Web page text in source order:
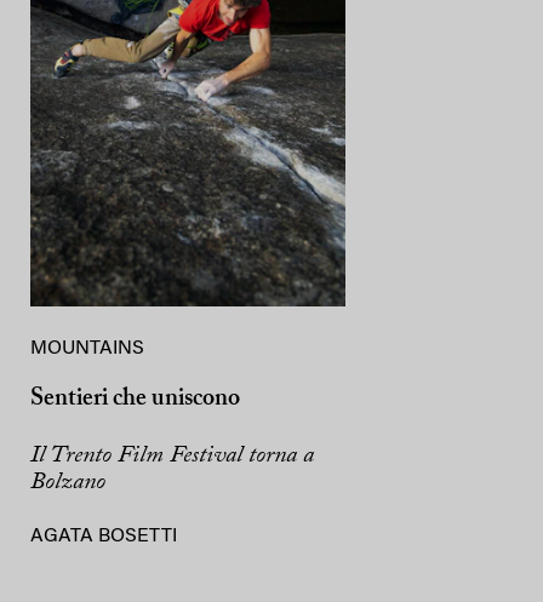
MOUNTAINS
Sentieri che uniscono
Il Trento Film Festival torna a
Bolzano
AGATA BOSETTI